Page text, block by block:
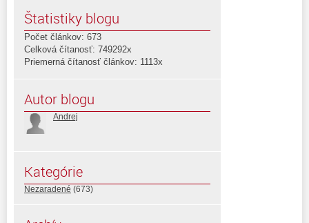
Štatistiky blogu
Počet článkov: 673
Celková čítanosť: 749292x
Priemerná čítanosť článkov: 1113x
Autor blogu
Andrej
Kategórie
Nezaradené (673)